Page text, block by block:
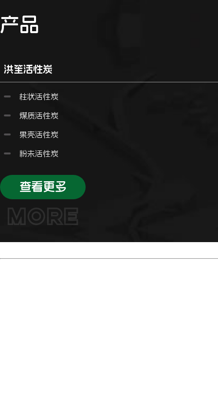
产品
洪笙活性炭
柱状活性炭
煤质活性炭
果壳活性炭
粉未活性炭
查看更多
MORE